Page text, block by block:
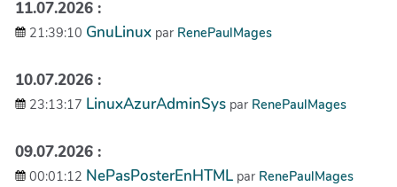
11.07.2026 :
21:39:10 GnuLinux par RenePaulMages
10.07.2026 :
23:13:17 LinuxAzurAdminSys par RenePaulMages
09.07.2026 :
00:01:12 NePasPosterEnHTML par RenePaulMages